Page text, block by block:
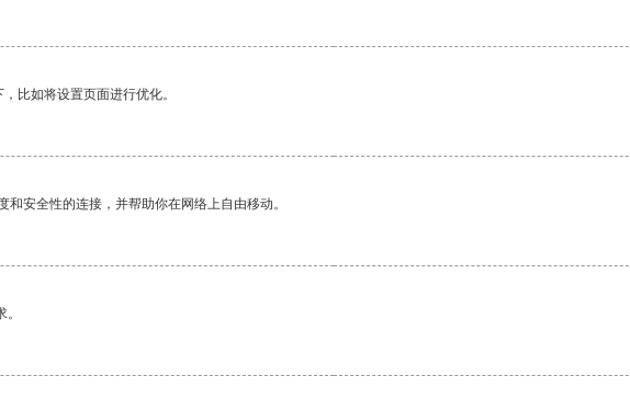
比如将设置页面进行优化。
安全性的连接，并帮助你在网络上自由移动。